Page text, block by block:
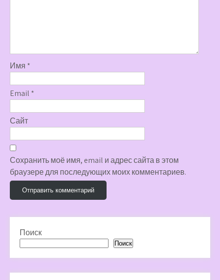
Имя *
Email *
Сайт
Сохранить моё имя, email и адрес сайта в этом
браузере для последующих моих комментариев.
Поиск
Поиск